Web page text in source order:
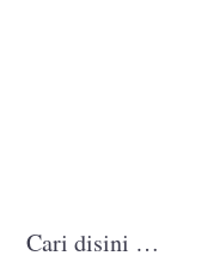
Cari disini …